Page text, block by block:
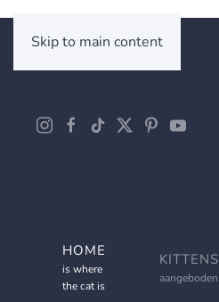
Skip to main content
HOME
is where
the cat is
KITTENS
aangeboden